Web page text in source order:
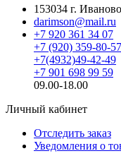
153034 г.
darimson@mail.ru
+7 920 361 34 07
+7 (920) 359-80-57
+7(4932)49-42-49
+7 901 698 99 59
09.00-18.00
Личный кабинет
Отследить заказ
Уведомления о